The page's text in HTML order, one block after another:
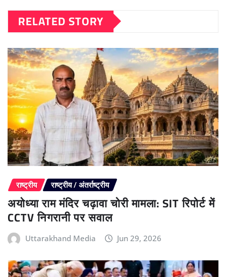
RELATED STORY
राष्ट्रीय राष्ट्रीय / अंतर्राष्ट्रीय
अयोध्या राम मंदिर चढ़ावा चोरी मामला: SIT रिपोर्ट में
CCTV निगरानी पर सवाल
Uttarakhand Media Jun 29, 2026